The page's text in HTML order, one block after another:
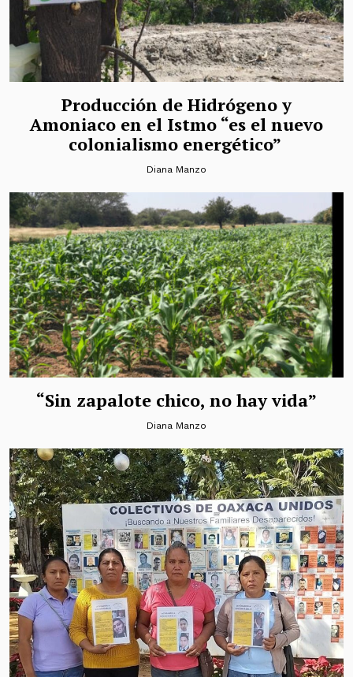
Producción de Hidrógeno y
Amoniaco en el Istmo “es el nuevo
colonialismo energético”
Diana Manzo
“Sin zapalote chico, no hay vida”
Diana Manzo